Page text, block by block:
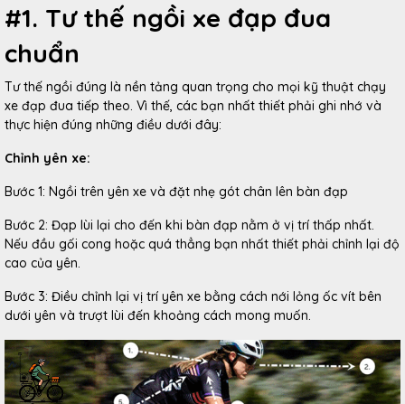
#1. Tư thế ngồi xe đạp đua
chuẩn
Tư thế ngồi đúng là nền tảng quan trọng cho mọi kỹ thuật chạy
xe đạp đua tiếp theo. Vì thế, các bạn nhất thiết phải ghi nhớ và
thực hiện đúng những điều dưới đây:
Chỉnh yên xe:
Bước 1: Ngồi trên yên xe và đặt nhẹ gót chân lên bàn đạp
Bước 2: Đạp lùi lại cho đến khi bàn đạp nằm ở vị trí thấp nhất.
Nếu đầu gối cong hoặc quá thẳng bạn nhất thiết phải chỉnh lại độ
cao của yên.
Bước 3: Điều chỉnh lại vị trí yên xe bằng cách nới lỏng ốc vít bên
dưới yên và trượt lùi đến khoảng cách mong muốn.